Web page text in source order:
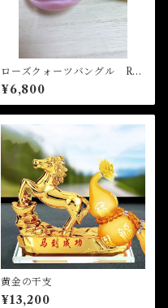
ローズクォーツバングル Ros
e quartz Bangle
¥6,800
黄金の干支
¥13,200